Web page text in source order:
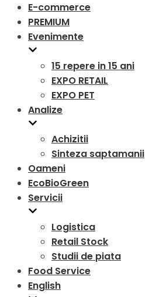
E-commerce
PREMIUM
Evenimente
15 repere in 15 ani
EXPO RETAIL
EXPO PET
Analize
Achizitii
Sinteza saptamanii
Oameni
EcoBioGreen
Servicii
Logistica
Retail Stock
Studii de piata
Food Service
English